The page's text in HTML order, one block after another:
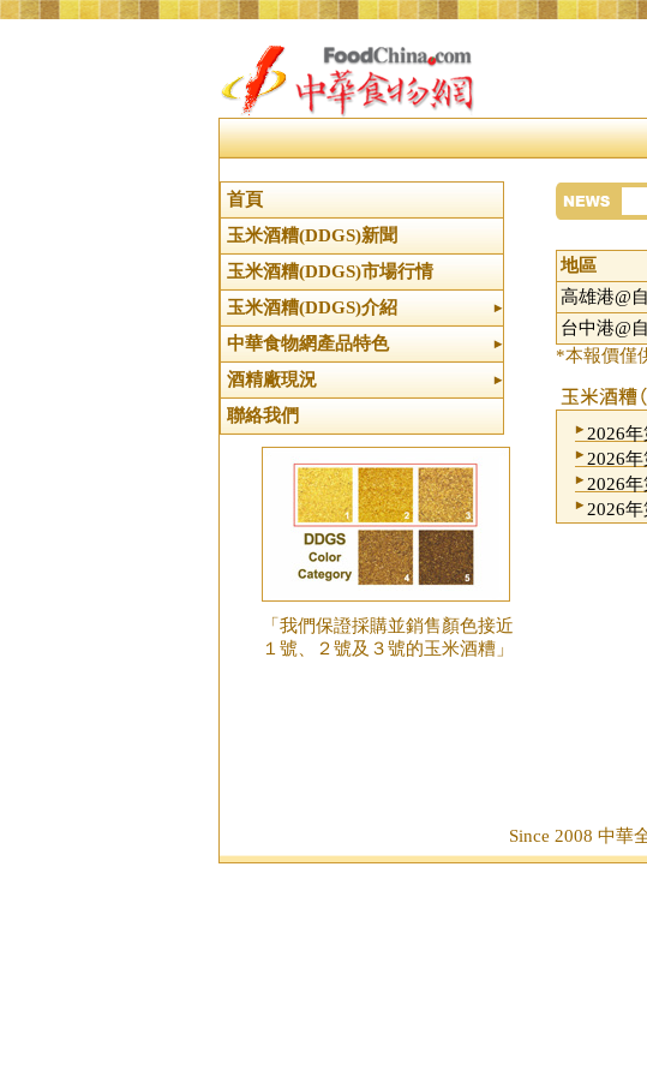
首頁
玉米酒糟(DDGS)新聞
玉米酒糟(DDGS)市場行情
玉米酒糟(DDGS)介紹
中華食物網產品特色
酒精廠現況
聯絡我們
「我們保證採購並銷售顏色接近
１號、２號及３號的玉米酒糟」
地區
高雄港@
台中港@
*本報價僅
2026
2026
2026
2026
Since 2008 中華